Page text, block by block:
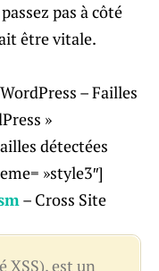
pas à côté
être vitale.
– Failles
»
détectées
»style3″]
– Cross Site
XSS), est un